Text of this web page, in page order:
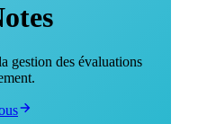
gestion des évaluations